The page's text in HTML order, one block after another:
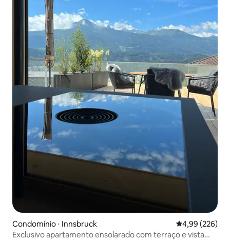
Condomínio ⋅ Innsbruck 4,99 de uma
4,99 (226)
Exclusivo apartamento ensolarado com terraço e vista